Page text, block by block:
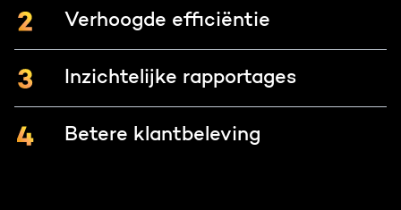
Verhoogde efficiëntie
Inzichtelijke rapportages
Betere klantbeleving